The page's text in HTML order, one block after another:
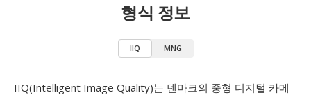
형식 정보
IIQ MNG
IIQ(Intelligent Image Quality)는 덴마크의 중형 디지털 카메